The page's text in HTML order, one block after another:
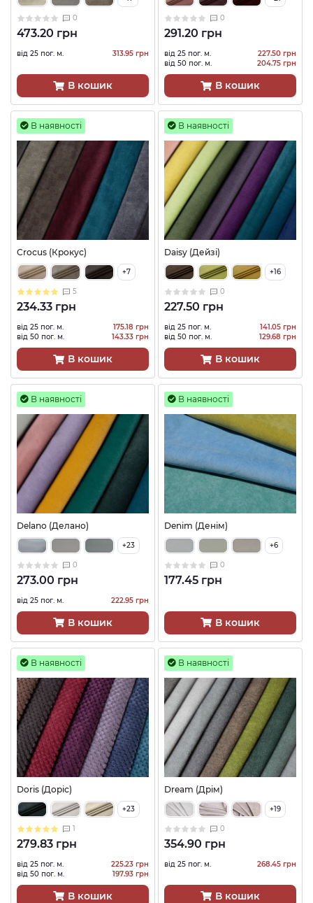
0
473.20 грн
від 25 пог. м. 313.95 грн
В кошик
0
291.20 грн
від 25 пог. м.
227.50 грн
від 50 пог. м.
204.75 грн
В кошик
В наявності
Crocus (Крокус)
+7
5
234.33 грн
від 25 пог. м.
175.18 грн
від 50 пог. м.
143.33 грн
В кошик
В наявності
Daisy (Дейзі)
+16
0
227.50 грн
від 25 пог. м.
141.05 грн
від 50 пог. м.
129.68 грн
В кошик
В наявності
Delano (Делано)
+23
0
273.00 грн
від 25 пог. м. 222.95 грн
В кошик
В наявності
Denim (Денім)
+6
0
177.45 грн
В кошик
В наявності
Doris (Доріс)
+23
1
279.83 грн
від 25 пог. м.
225.23 грн
від 50 пог. м.
197.93 грн
В кошик
В наявності
Dream (Дрім)
+19
0
354.90 грн
від 25 пог. м. 268.45 грн
В кошик